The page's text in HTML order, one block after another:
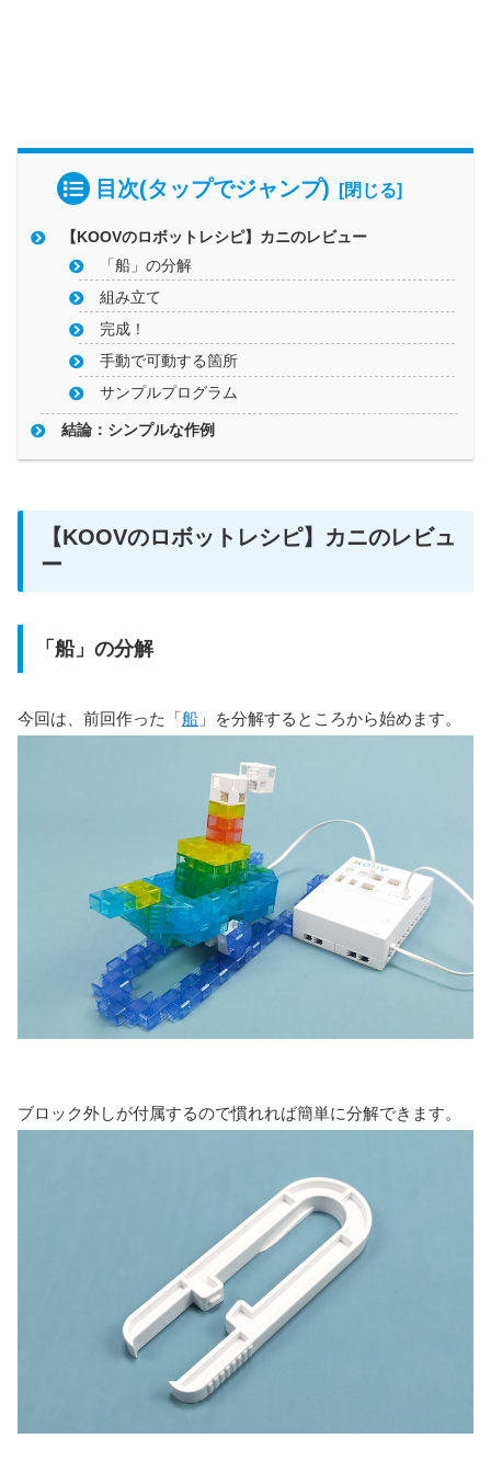
目次(タップでジャンプ)
【KOOVのロボットレシピ】カニのレビュー
「船」の分解
組み立て
完成！
手動で可動する箇所
サンプルプログラム
結論：シンプルな作例
【KOOVのロボットレシピ】カニのレビュ
ー
「船」の分解
今回は、前回作った「船 」を分解するところから始めます。
ブロック外しが付属するので慣れれば簡単に分解できます。